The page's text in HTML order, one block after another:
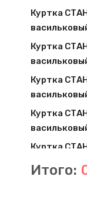
Куртка
Куртка
Куртка
Куртка
Куртка
Куртка
Итого: